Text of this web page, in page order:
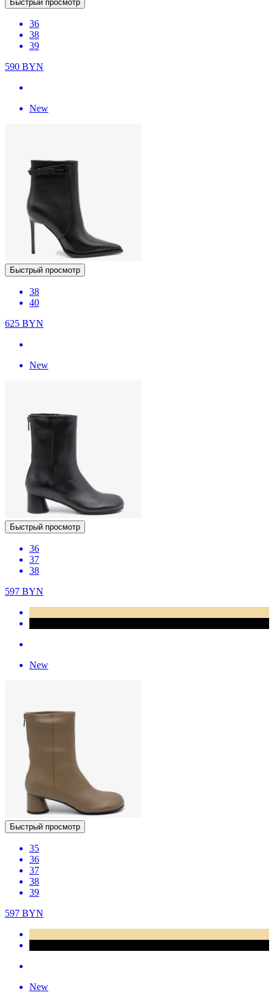
Быстрый просмотр
36
38
39
590 BYN
New
Быстрый просмотр
38
40
625 BYN
New
Быстрый просмотр
36
37
38
597 BYN
New
Быстрый просмотр
35
36
37
38
39
597 BYN
New